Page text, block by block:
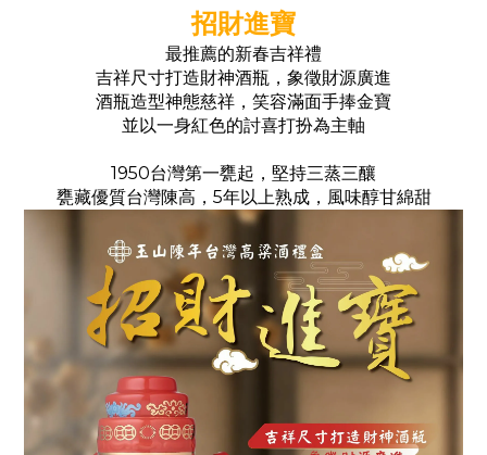
招財進寶
最推薦的新春吉祥禮
吉祥尺寸打造財神酒瓶，象徵財源廣進
酒瓶造型神態慈祥，笑容滿面手捧金寶
並以一身紅色的討喜打扮為主軸
1950台灣第一甕起，堅持三蒸三釀
甕藏優質台灣陳高，5年以上熟成，風味醇甘綿甜